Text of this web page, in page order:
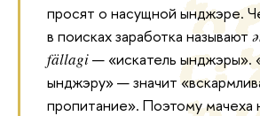
просят о насущной ынджэре.
в поисках заработка называют
fällagi— «искатель ынджэры».
ынджэру» — значит
пропитание». Поэтому мачеха